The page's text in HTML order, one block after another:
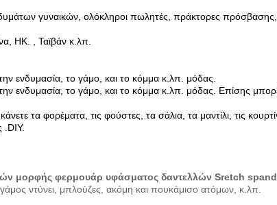
γυναικών, ολόκληροι πωλητές, πράκτορες
HK. , Ταϊβάν κ.λπ.
ενδυμασία, το γάμο, και το κόμμα κ.λπ. μόδας.
ενδυμασία, το γάμο, και το κόμμα κ.λπ. μόδας. Επίσης
τα φορέματα, τις φούστες, τα σάλια, τα μαντίλι, τις
.DIY.
μορφής φερμουάρ υφάσματος δαντελλών Sretch
ντύνει, μπλούζες, ακόμη και πουκάμισο ατόμων, κ.λπ.